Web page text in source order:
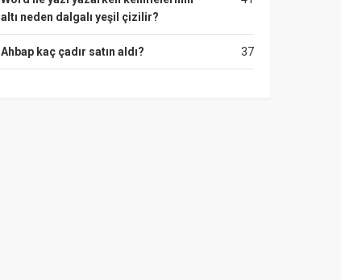
altı neden dalgalı yeşil çizilir?
37
Ahbap kaç çadır satın aldı?